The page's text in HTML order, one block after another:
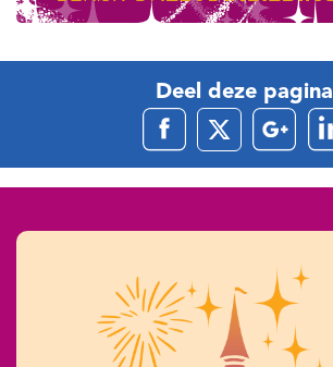
Deel deze pagina